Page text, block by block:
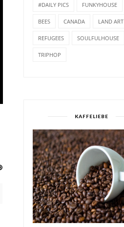
#DAILY PICS FUNKYHOUSE
BEES CANADA LAND ART
REFUGEES SOULFULHOUSE
TRIPHOP
KAFFELIEBE